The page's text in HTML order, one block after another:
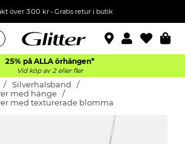
över 300 kr• Gratis retur i butik
25% på ALLA örhängen*
Vid köp av 2 eller fler
Silverhalsband
med hänge
med texturerade blomma